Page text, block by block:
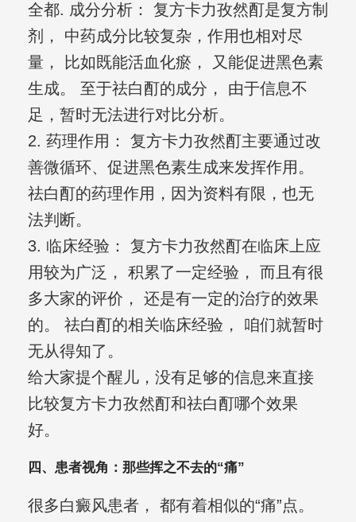
全都. 成分分析： 复方卡力孜然酊是复方制
剂， 中药成分比较复杂，作用也相对尽
量， 比如既能活血化瘀， 又能促进黑色素
生成。 至于祛白酊的成分， 由于信息不
足，暂时无法进行对比分析。
2. 药理作用： 复方卡力孜然酊主要通过改
善微循环、促进黑色素生成来发挥作用。
祛白酊的药理作用，因为资料有限，也无
法判断。
3. 临床经验： 复方卡力孜然酊在临床上应
用较为广泛， 积累了一定经验， 而且有很
多大家的评价， 还是有一定的治疗的效果
的。 祛白酊的相关临床经验， 咱们就暂时
无从得知了。
给大家提个醒儿，没有足够的信息来直接
比较复方卡力孜然酊和祛白酊哪个效果
好。
四、患者视角：那些挥之不去的“痛”
很多白癜风患者， 都有着相似的“痛”点。